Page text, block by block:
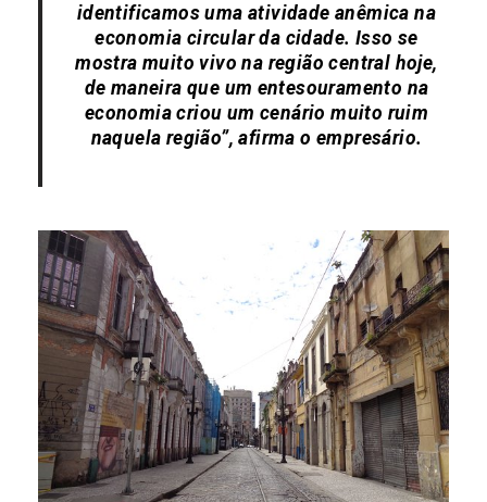
identificamos uma atividade anêmica na
economia circular da cidade. Isso se
mostra muito vivo na região central hoje,
de maneira que um entesouramento na
economia criou um cenário muito ruim
naquela região”, afirma o empresário.